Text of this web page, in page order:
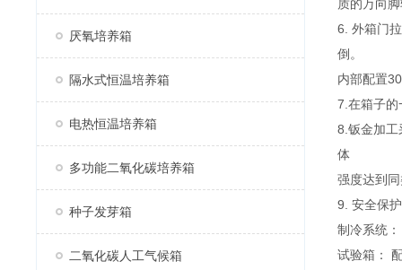
厌氧培养箱
隔水式恒温培养箱
电热恒温培养箱
多功能二氧化碳培养箱
种子发芽箱
二氧化碳人工气候箱
质的万向
6. 外箱门
倒。
内部配置
7.在箱子的
8.钣金加工
体
强度达到
9. 安全保
制冷系统
试验箱：